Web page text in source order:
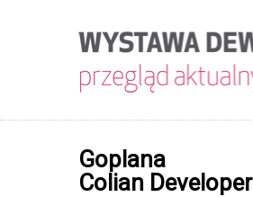
Goplana
Colian Developer